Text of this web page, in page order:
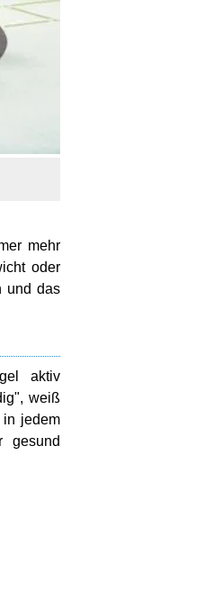
mehr
oder
und das
aktiv
weiß
in jedem
gesund